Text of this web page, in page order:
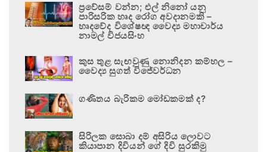
ප්‍රවේසම් වන්න; එල් නිනෝ යනු
පාරිසරික හෘද රෝග අවදානමකි –
හෘදවේද විශේෂඥ වෛද්‍ය මහාචාර්ය
නාමල් විජයසිංහ
කුස තුළ සැඟවුණු නොනිදන කම්හල –
වෛද්‍ය සුගත් විජේවර්ධන
ගණිතය බැරිකම මෝඩකමක් ද?
සිරිලක සොබා දම් අසිරිය ලොවට
කියාපාන දිවියන් ගේ දිවි සුරකිමු